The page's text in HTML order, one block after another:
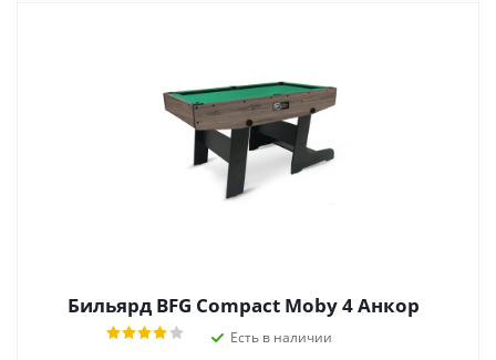
Бильярд BFG Compact Moby 4 Анкор
Есть в наличии